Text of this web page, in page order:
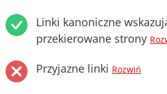
Linki kanoniczne
przekierowane strony
Przyjazne linki Rozwiń